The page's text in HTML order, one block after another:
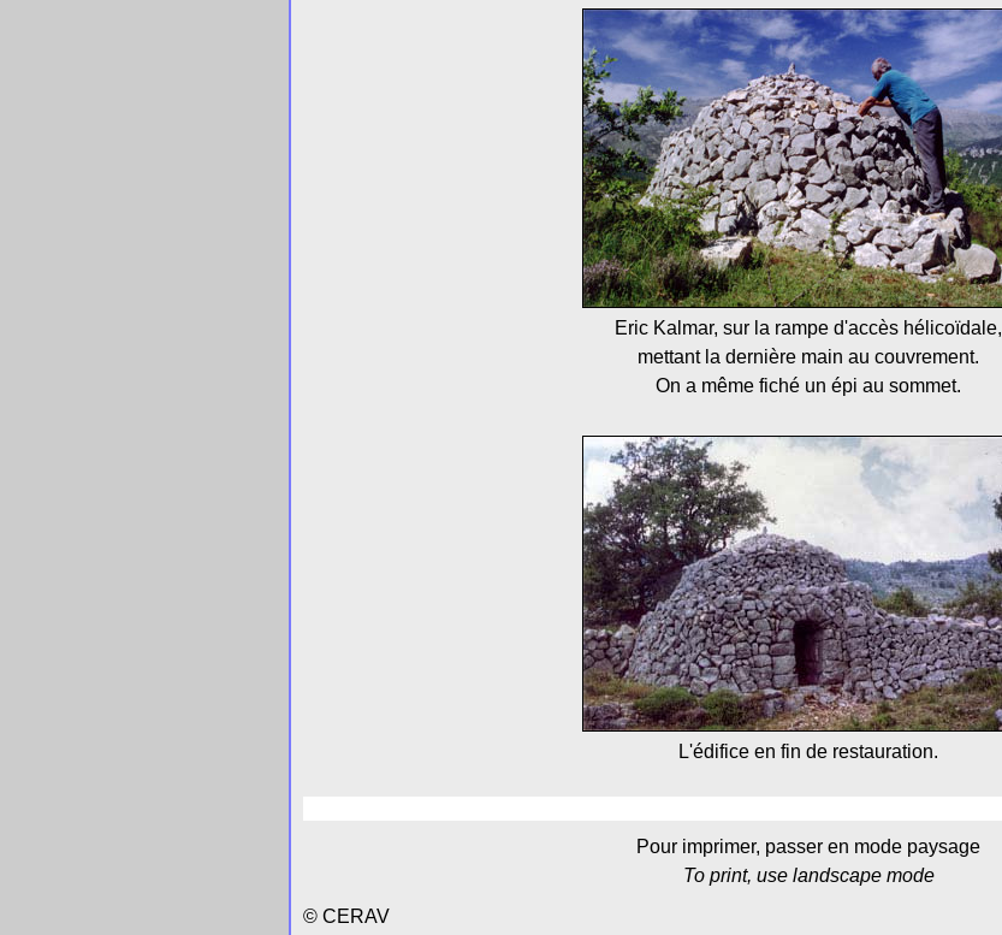
Eric Kalmar, sur la rampe d'accès hélicoïdale,
mettant la dernière main au couvrement.
On a même fiché un épi au sommet.
L'édifice en fin de restauration.
Pour imprimer, passer en mode paysage
To print, use landscape mode
© CERAV